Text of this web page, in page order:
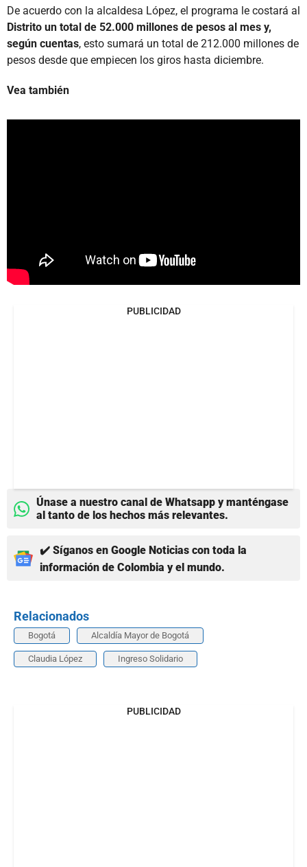
De acuerdo con la alcaldesa López, el programa le costará al
Distrito un total de 52.000 millones de pesos al mes y,
según cuentas, esto sumará un total de 212.000 millones de
pesos desde que empiecen los giros hasta diciembre.
Vea también
PUBLICIDAD
Únase a nuestro canal de Whatsapp y manténgase
al tanto de los hechos más relevantes.
✔️ Síganos en Google Noticias con toda la
información de Colombia y el mundo.
Relacionados
Bogotá Alcaldía Mayor de Bogotá
Claudia López Ingreso Solidario
PUBLICIDAD